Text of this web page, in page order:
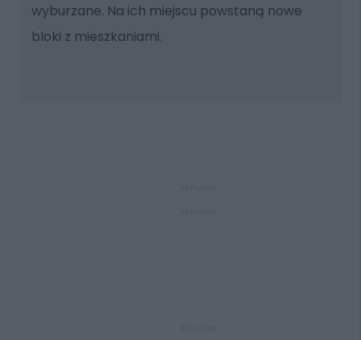
wyburzane. Na ich miejscu powstaną nowe
bloki z mieszkaniami.